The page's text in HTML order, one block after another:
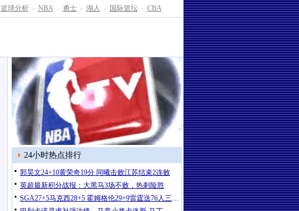
篮球分析 - NBA - 勇士 - 湖人 - 国际篮坛 - CBA
24小时热点排行
郭昊文24+10黄荣奇19分 同曦击败江苏结束2连败
英超最新积分战报：大黑马3场不败，热刺险胜
SGA27+5马克西28+5 霍姆格伦29+9雷霆送76人三连败